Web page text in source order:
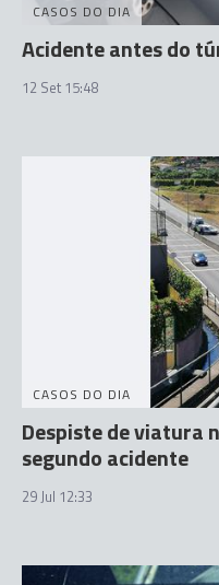
CASOS DO DIA
Acidente antes do
12 Set 15:48
CASOS DO DIA
Despiste de viatura
segundo acidente
29 Jul 12:33